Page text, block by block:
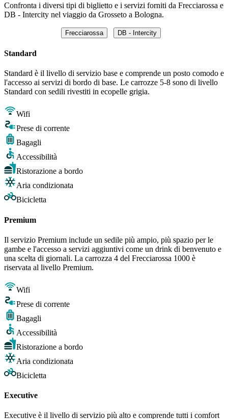
Confronta i diversi tipi di biglietto e i servizi forniti da Frecciarossa e
DB - Intercity nel viaggio da Grosseto a Bologna.
Frecciarossa DB - Intercity
Standard
Standard è il livello di servizio base e comprende un posto comodo e
l'accesso ai servizi di bordo di base. Le carrozze 5-8 sono di livello
Standard con sedili rivestiti in ecopelle grigia.
Wifi
Prese di corrente
Bagagli
Accessibilità
Ristorazione a bordo
Aria condizionata
Bicicletta
Premium
Il servizio Premium include un sedile più ampio, più spazio per le
gambe e l'accesso a servizi aggiuntivi come un drink di benvenuto e
una scelta di giornali. La carrozza 4 del Frecciarossa 1000 è
riservata al livello Premium.
Wifi
Prese di corrente
Bagagli
Accessibilità
Ristorazione a bordo
Aria condizionata
Bicicletta
Executive
Executive è il livello di servizio più alto e comprende tutti i comfort